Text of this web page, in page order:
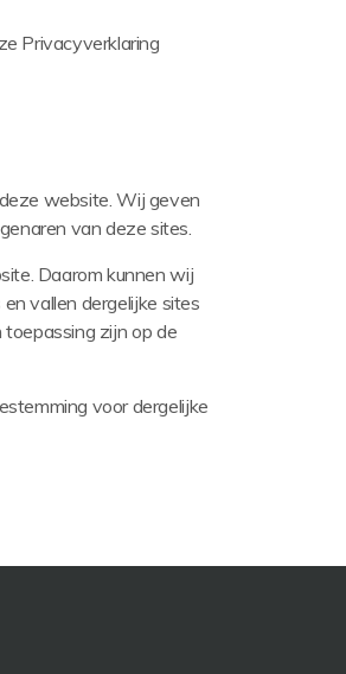
Privacyverklaring
website.Wij geven
van deze sites.
Daarom kunnen wij
vallen dergelijke sites
zijn op de
voor dergelijke